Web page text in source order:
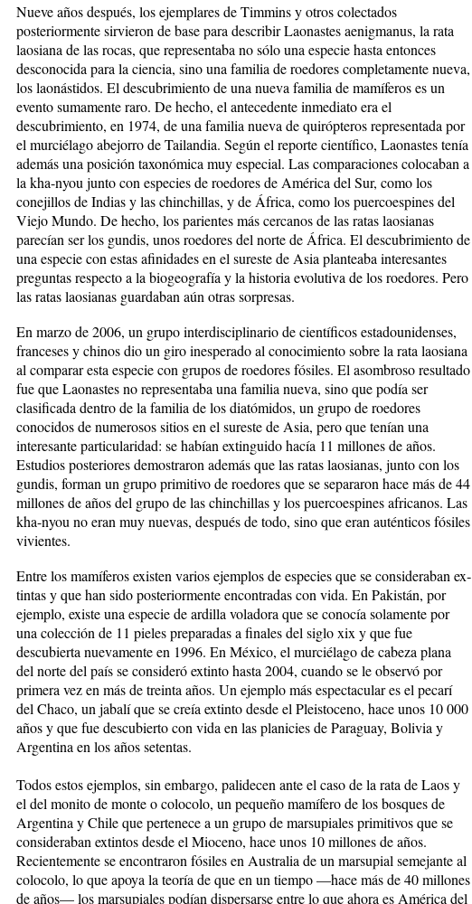
Nueve años después, los ejem­plares de Timmins y otros colectados
posteriormente sir­vieron de base para describir Laonastes aenigmanus, la rata
laosiana de las rocas, que representaba no sólo una es­pe­cie hasta entonces
desco­no­cida para la ciencia, sino una familia de roedores completamente nueva,
los laonásti­dos. El descubrimiento de una nueva familia de mamíferos es un
evento sumamente raro. De hecho, el antecedente inmediato era el
descubrimiento, en 1974, de una familia nue­va de quirópteros repre­sen­tada por
el murciélago abe­jorro de Tailandia. Según el re­porte científico, Laonastes te­nía
ade­más una posición taxonómica muy especial. Las comparacio­nes colocaban a
la kha-nyou junto con especies de roedores de América del Sur, como los
conejillos de Indias y las chinchillas, y de África, como los puercoespines del
Viejo Mundo. De hecho, los parientes más cercanos de las ratas laosianas
parecían ser los gun­dis, unos roedores del nor­te de África. El descubrimiento de
una especie con estas afi­ni­da­­des en el sureste de Asia plan­teaba interesantes
pregun­tas respecto a la biogeografía y la historia evolutiva de los roedo­res. Pero
las ratas lao­sia­nas guardaban aún otras sorpresas.
En marzo de 2006, un gru­po interdisciplinario de cien­tí­fi­­cos estadounidenses,
fran­ce­ses y chinos dio un giro ines­perado al conocimiento so­bre la rata laosiana
al comparar esta especie con grupos de roedores fósiles. El asom­bro­so resultado
fue que Lao­nas­tes no representaba una fa­milia nueva, sino que podía ser
clasificada dentro de la fa­mi­lia de los diatómidos, un gru­po de roedores
conocidos de numerosos sitios en el sur­este de Asia, pero que tenían una
interesante particularidad: se habían extinguido hacía 11 millones de años.
Estudios posteriores demostraron además que las ratas laosianas, jun­to con los
gundis, forman un grupo primitivo de roedores que se separaron hace más de 44
millones de años del gru­po de las chinchillas y los puercoespines africanos. Las
kha-nyou no eran muy nuevas, después de todo, sino que eran auténticos fósiles
vivientes.
Entre los mamíferos existen varios ejemplos de es­pe­cies que se consideraban ex­
tin­tas y que han sido posteriormente encontradas con vida. En Pa­kis­tán, por
ejemplo, existe una especie de ardilla voladora que se conocía solamente por
una colección de 11 pieles preparadas a finales del siglo xix y que fue
descubierta nueva­men­te en 1996. En México, el murciélago de ca­beza plana
del norte del país se consideró extinto hasta 2004, cuando se le observó por
primera vez en más de trein­ta años. Un ejem­plo más espectacular es el pecarí
del Chaco, un jabalí que se creía extinto desde el Pleistoceno, hace unos 10 000
años y que fue descubierto con vida en las planicies de Pa­raguay, Bolivia y
Argentina en los años setentas.
Todos estos ejemplos, sin em­bargo, palidecen ante el ca­so de la rata de Laos y
el del monito de monte o colocolo, un pequeño mamífero de los bos­ques de
Argentina y Chile que pertenece a un grupo de mar­supiales primitivos que se
con­sideraban extintos desde el Mio­ce­no, hace unos 10 millones de años.
Recientemente se encontraron fósiles en Aus­tralia de un marsupial semejante al
colocolo, lo que apoya la teoría de que en un tiempo —hace más de 40 millones
de años— los marsupiales podían dispersarse entre lo que ahora es América del